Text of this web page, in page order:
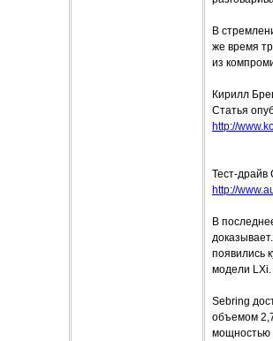
В
же время
из
Кирилл
Статья
http://
Тест-драйв
http://
В
появились
модели LХi.
Sebring
объемом
мощностью